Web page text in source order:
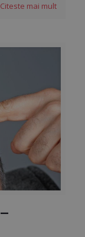
Citeste mai mult